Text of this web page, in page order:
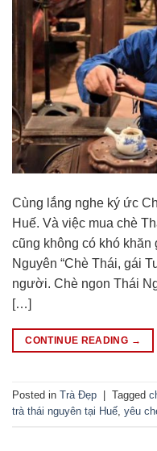
Cùng lắng nghe ký ức
Huế. Và việc mua chè
cũng không có khó
Nguyên “Chè Thái, gái
người. Chè ngon Thái
[…]
CONTINUE READING →
Posted in Trà Đẹp Tagged
trà thái nguyên tại Huế yêu